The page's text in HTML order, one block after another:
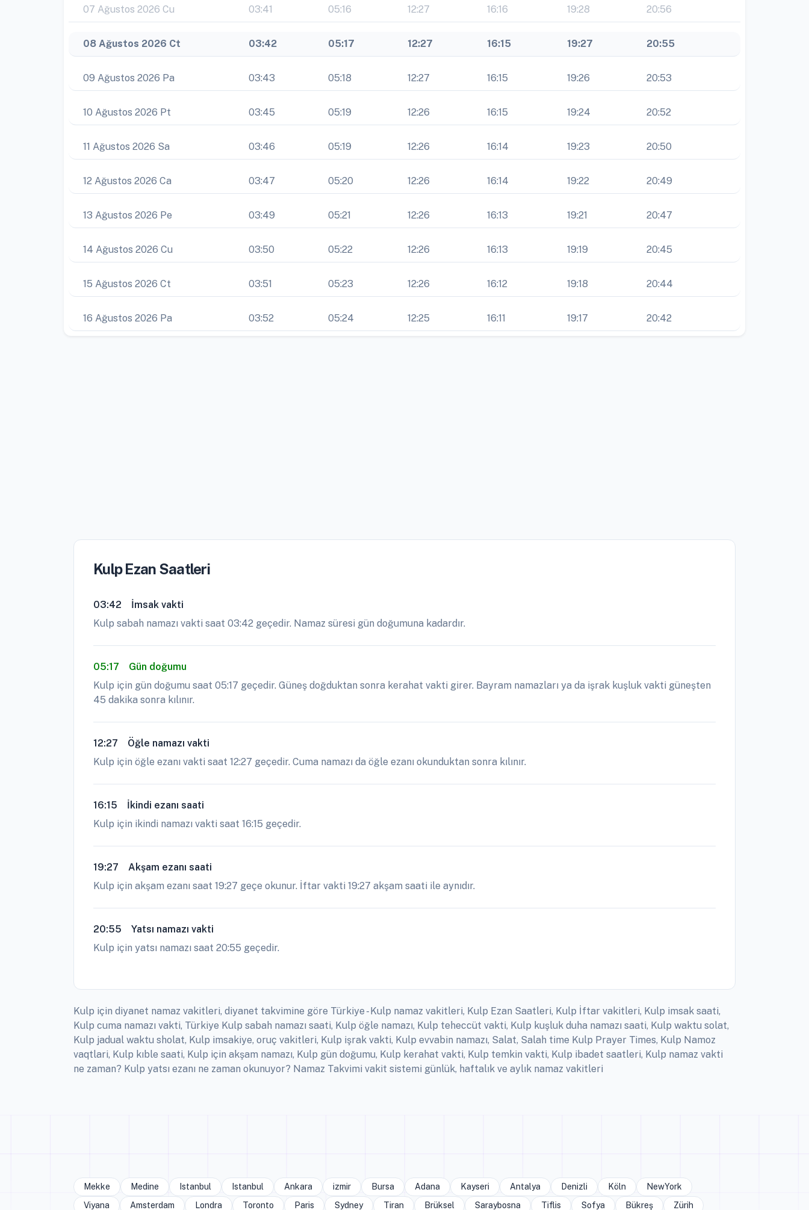
07 Ağustos 2026 Cu 03:41 05:16 12:27 16:16 19:28 20:56
08 Ağustos 2026 Ct 03:42 05:17 12:27 16:15 19:27 20:55
09 Ağustos 2026 Pa 03:43 05:18 12:27 16:15 19:26 20:53
10 Ağustos 2026 Pt 03:45 05:19 12:26 16:15 19:24 20:52
11 Ağustos 2026 Sa 03:46 05:19 12:26 16:14 19:23 20:50
12 Ağustos 2026 Ca 03:47 05:20 12:26 16:14 19:22 20:49
13 Ağustos 2026 Pe 03:49 05:21 12:26 16:13 19:21 20:47
14 Ağustos 2026 Cu 03:50 05:22 12:26 16:13 19:19 20:45
15 Ağustos 2026 Ct 03:51 05:23 12:26 16:12 19:18 20:44
16 Ağustos 2026 Pa 03:52 05:24 12:25 16:11 19:17 20:42
Kulp Ezan Saatleri
03:42
İmsak vakti
Kulp sabah namazı vakti saat 03:42 geçedir. Namaz süresi gün doğumuna kadardır.
05:17
Gün doğumu
Kulp için gün doğumu saat 05:17 geçedir. Güneş doğduktan sonra kerahat vakti girer. Bayram namazları ya da işrak kuşluk vakti güneşten
45 dakika sonra kılınır.
12:27
Öğle namazı vakti
Kulp için öğle ezanı vakti saat 12:27 geçedir. Cuma namazı da öğle ezanı okunduktan sonra kılınır.
16:15
İkindi ezanı saati
Kulp için ikindi namazı vakti saat 16:15 geçedir.
19:27
Akşam ezanı saati
Kulp için akşam ezanı saat 19:27 geçe okunur. İftar vakti 19:27 akşam saati ile aynıdır.
20:55
Yatsı namazı vakti
Kulp için yatsı namazı saat 20:55 geçedir.
Kulp için diyanet namaz vakitleri, diyanet takvimine göre Türkiye - Kulp namaz vakitleri, Kulp Ezan Saatleri, Kulp İftar vakitleri, Kulp imsak saati,
Kulp cuma namazı vakti, Türkiye Kulp sabah namazı saati, Kulp öğle namazı, Kulp teheccüt vakti, Kulp kuşluk duha namazı saati, Kulp waktu solat,
Kulp jadual waktu sholat, Kulp imsakiye, oruç vakitleri, Kulp işrak vakti, Kulp evvabin namazı, Salat, Salah time Kulp Prayer Times, Kulp Namoz
vaqtlari, Kulp kıble saati, Kulp için akşam namazı, Kulp gün doğumu, Kulp kerahat vakti, Kulp temkin vakti, Kulp ibadet saatleri, Kulp namaz vakti
ne zaman? Kulp yatsı ezanı ne zaman okunuyor? Namaz Takvimi vakit sistemi günlük, haftalık ve aylık namaz vakitleri
Mekke Medine Istanbul Istanbul Ankara izmir Bursa Adana Kayseri Antalya Denizli Köln
NewYork
Viyana
Amsterdam Londra Toronto Paris Sydney Tiran Brüksel Saraybosna Tiflis Sofya Bükreş Zürih